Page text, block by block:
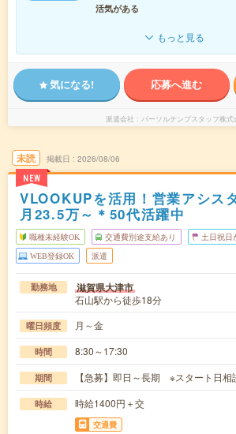
活気がある
もっと見る
気になる! 応募へ進む
派遣会社 パーソルテンプスタッフ株式
未読
NEW
掲載日 2026/08/06
VLOOKUPを活用！営業アシス
月23.5万～＊50代活躍中
職種未経験OK 交通費別途支給あり 土日祝日
WEB登録OK 派遣
勤務地 滋賀県大津市
石山駅から徒歩18分
曜日頻度 月～金
時間 8:30～17:30
期間 【急募】即日～長期 ※スタート日相
時給 時給1400円＋交
交通費